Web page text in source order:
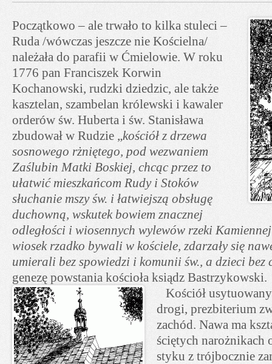
Początkowo – ale trwało to kilka stuleci –
Ruda /wówczas jeszcze nie Kościelna/
należała do parafii w Ćmielowie. W roku
1776 pan Franciszek Korwin
Kochanowski, rudzki dziedzic, ale także
kasztelan, szambelan królewski i kawaler
orderów św. Huberta i św. Stanisława
zbudował w Rudzie „kościół z drzewa
sosnowego rżniętego, pod wezwaniem
Zaślubin Matki Boskiej, chcąc przez to
ułatwić mieszkańcom Rudy i Stoków
słuchanie mszy św. i łatwiejszą obsługę
duchowną, wskutek bowiem znacznej
odległości i wiosennych wylewów rzeki
wiosek rzadko bywali w kościele, zdarzały się
umierali bez spowiedzi i komunii św., a dzieci bez
genezę powstania kościoła ksiądz Bastrzykowski.
Kościół
drogi, prezbiterium
zachód. Nawa ma
ściętych narożnikach
styku z trójbocznie